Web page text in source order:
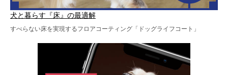
犬と暮らす『床』の最適解
すべらない床を実現するフロアコーティング「ドッグライフコート」